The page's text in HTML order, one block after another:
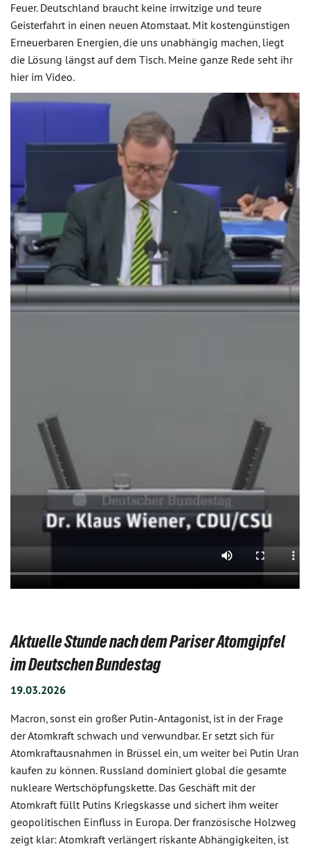
Feuer. Deutschland braucht keine irrwitzige und teure
Geisterfahrt in einen neuen Atomstaat. Mit kostengünstigen
Erneuerbaren Energien, die uns unabhängig machen, liegt
die Lösung längst auf dem Tisch. Meine ganze Rede seht ihr
hier im Video.
Aktuelle Stunde nach dem Pariser Atomgipfel
im Deutschen Bundestag
19.03.2026
Macron, sonst ein großer Putin-Antagonist, ist in der Frage
der Atomkraft schwach und verwundbar. Er setzt sich für
Atomkraftausnahmen in Brüssel ein, um weiter bei Putin Uran
kaufen zu können. Russland dominiert global die gesamte
nukleare Wertschöpfungskette. Das Geschäft mit der
Atomkraft füllt Putins Kriegskasse und sichert ihm weiter
geopolitischen Einfluss in Europa. Der französische Holzweg
zeigt klar: Atomkraft verlängert riskante Abhängigkeiten, ist